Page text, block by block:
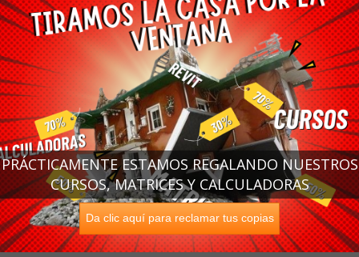
Da clic aquí para reclamar tus copias
PRÁCTICAMENTE ESTAMOS REGALANDO NUESTROS
CURSOS, MATRICES Y CALCULADORAS